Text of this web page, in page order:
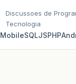
Discussoes de
Tecnologia
MobileSQLJSPHP